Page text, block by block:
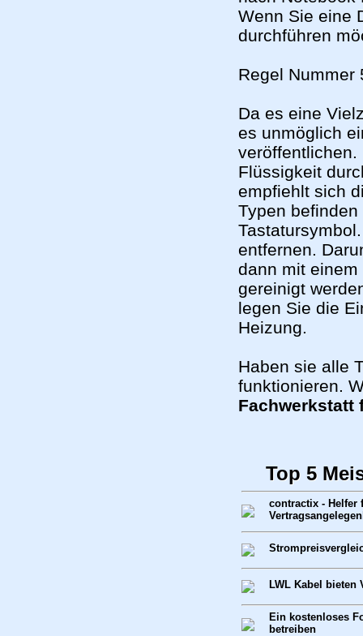
Wenn Sie eine
durchführen
Regel Nummer
Da es eine
es unmöglich
Flüssigkeit
empfiehlt sich
Typen
entfernen.
dann mit
gereinigt
legen Sie die
Heizung.
Haben sie alle
funktionieren.
Fachwerkstatt
Top 5
contractix - Helfer
LWL Kabel bieten
Ein kostenloses
betreiben